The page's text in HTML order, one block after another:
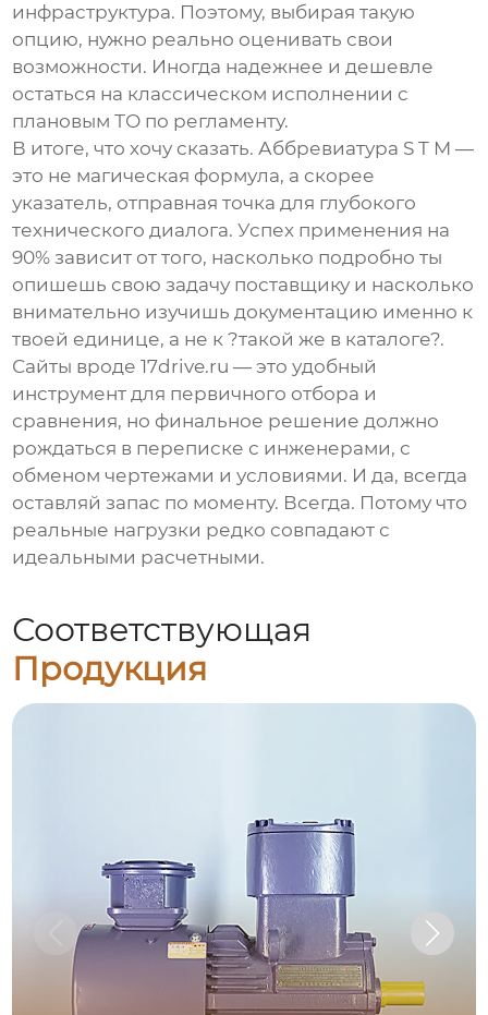
инфраструктура. Поэтому, выбирая такую
опцию, нужно реально оценивать свои
возможности. Иногда надежнее и дешевле
остаться на классическом исполнении с
плановым ТО по регламенту.
В итоге, что хочу сказать. Аббревиатура S T M —
это не магическая формула, а скорее
указатель, отправная точка для глубокого
технического диалога. Успех применения на
90% зависит от того, насколько подробно ты
опишешь свою задачу поставщику и насколько
внимательно изучишь документацию именно к
твоей единице, а не к ?такой же в каталоге?.
Сайты вроде17drive.ru — это удобный
инструмент для первичного отбора и
сравнения, но финальное решение должно
рождаться в переписке с инженерами, с
обменом чертежами и условиями. И да, всегда
оставляй запас по моменту. Всегда. Потому что
реальные нагрузки редко совпадают с
идеальными расчетными.
Соответствующая
Продукция